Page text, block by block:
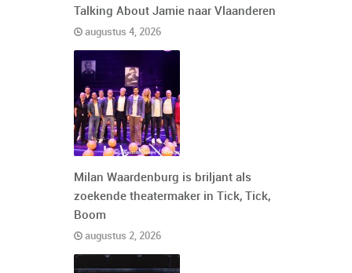
Talking About Jamie naar Vlaanderen
augustus 4, 2026
Milan Waardenburg is briljant als
zoekende theatermaker in Tick, Tick,
Boom
augustus 2, 2026